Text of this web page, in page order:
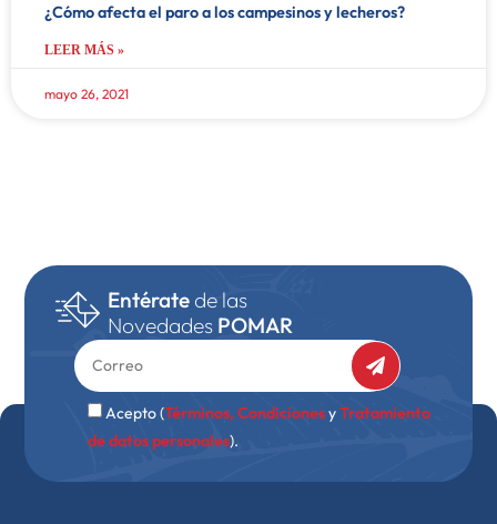
¿Cómo afecta el paro a los campesinos y lecheros?
LEER MÁS »
mayo 26, 2021
Entérate de las
NovedadesPOMAR
Acepto (Términos, CondicionesyTratamiento
de datos personales).